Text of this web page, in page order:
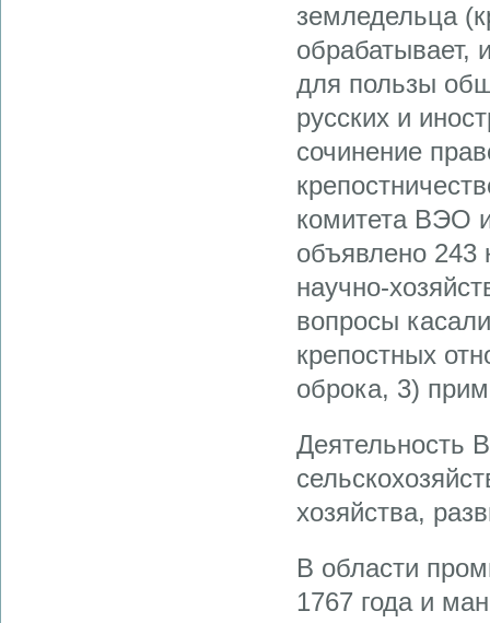
земледельца
обрабатывает,
для пользы
русских и
сочинение
комитета ВЭО
объявлено 243
научно-
вопросы
крепостных
оброка, 3)
Деятельность
хозяйства,
В области
1767 года и